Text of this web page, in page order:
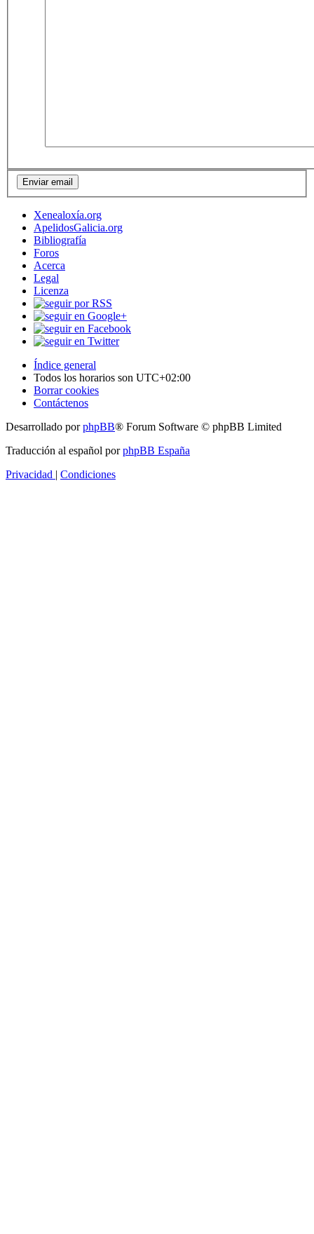
Xenealoxía.org
ApelidosGalicia.org
Bibliografía
Foros
Acerca
Legal
Licenza
Índice general
Todos los horarios son UTC+02:00
Borrar cookies
Contáctenos
Desarrollado porphpBB® Forum Software © phpBB Limited
Traducción al español porphpBB España
Privacidad
Condiciones